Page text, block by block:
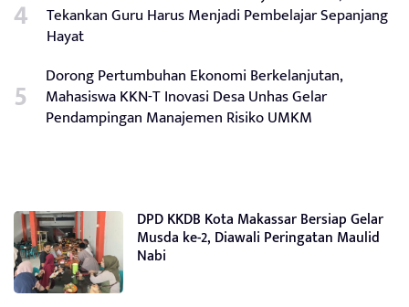
Tekankan Guru Harus Menjadi Pembelajar Sepanjang
Hayat
Dorong Pertumbuhan Ekonomi Berkelanjutan,
Mahasiswa KKN-T Inovasi Desa Unhas Gelar
Pendampingan Manajemen Risiko UMKM
DPD KKDB Kota Makassar Bersiap Gelar
Musda ke-2, Diawali Peringatan Maulid
Nabi